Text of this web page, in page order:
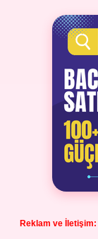
Reklam ve İletişim: